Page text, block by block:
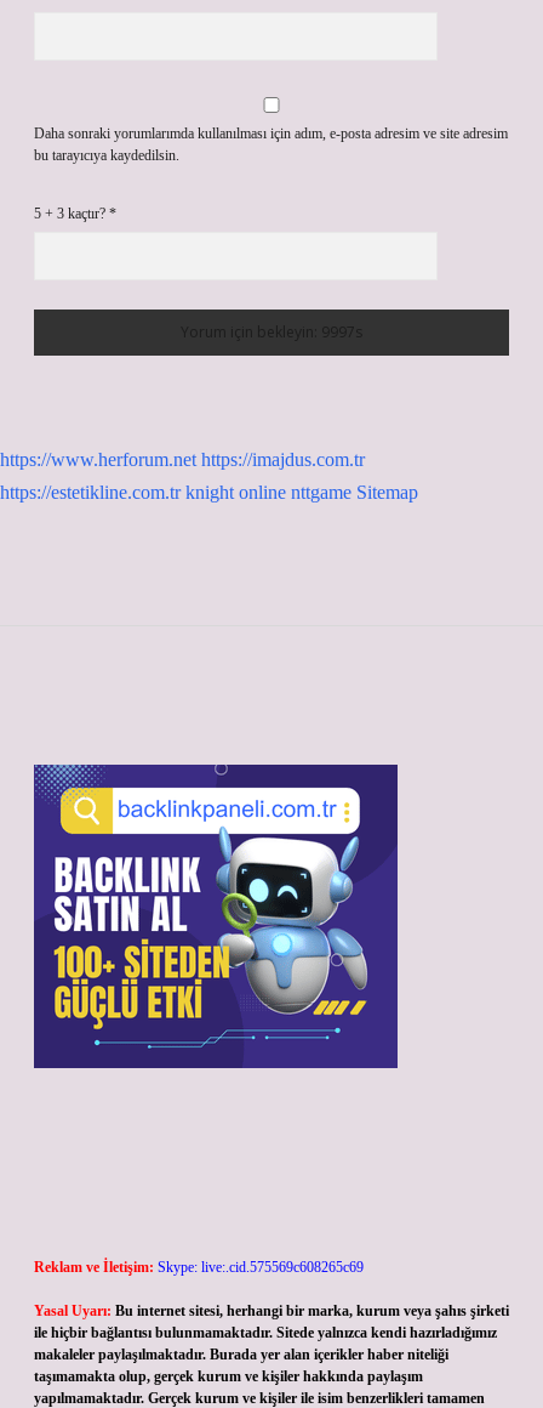
Daha sonraki yorumlarımda kullanılması için adım, e-posta adresim ve site adresim
bu tarayıcıya kaydedilsin.
5 + 3 kaçtır? *
https://www.herforum.net https://imajdus.com.tr
https://estetikline.com.tr knight online nttgame Sitemap
Reklam ve İletişim: Skype: live:.cid.575569c608265c69
Yasal Uyarı: Bu internet sitesi, herhangi bir marka, kurum veya şahıs şirketi
ile hiçbir bağlantısı bulunmamaktadır. Sitede yalnızca kendi hazırladığımız
makaleler paylaşılmaktadır. Burada yer alan içerikler haber niteliği
taşımamakta olup, gerçek kurum ve kişiler hakkında paylaşım
yapılmamaktadır. Gerçek kurum ve kişiler ile isim benzerlikleri tamamen